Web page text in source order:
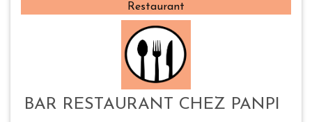
Restaurant
BAR RESTAURANT CHEZ PANPI